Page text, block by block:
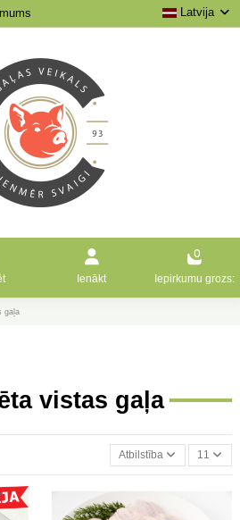
Latvija
Ienākt
0
Iepirkumu grozs:
gaļa
vistas gaļa
Atbilstība 11